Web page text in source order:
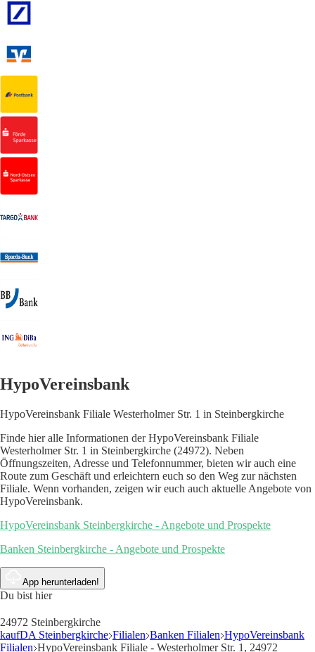
HypoVereinsbank
HypoVereinsbank Filiale Westerholmer Str. 1 in Steinbergkirche
Finde hier alle Informationen der HypoVereinsbank Filiale
Westerholmer Str. 1 in Steinbergkirche (24972). Neben
Öffnungszeiten, Adresse und Telefonnummer, bieten wir auch eine
Route zum Geschäft und erleichtern euch so den Weg zur nächsten
Filiale. Wenn vorhanden, zeigen wir euch auch aktuelle Angebote von
HypoVereinsbank.
HypoVereinsbank Steinbergkirche - Angebote und Prospekte
Banken Steinbergkirche - Angebote und Prospekte
App herunterladen!
Du bist hier
24972 Steinbergkirche
kaufDA Steinbergkirche Filialen Banken Filialen HypoVereinsbank
Filialen HypoVereinsbank Filiale - Westerholmer Str. 1, 24972